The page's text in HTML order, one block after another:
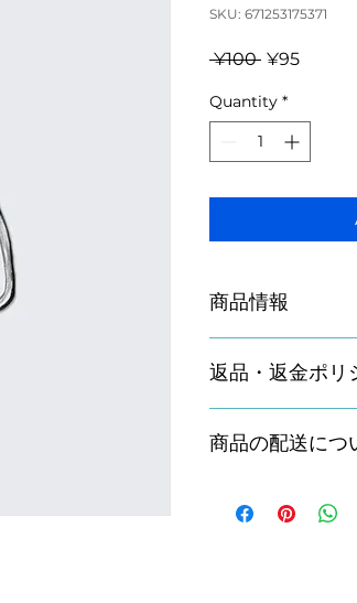
SKU: 671253175371
¥100 Regular
¥95Sale
Quantity *
商品情報
明に加え、商品の特
返品・返金ポリ
満足しなかった場合
だけます。
商品の配送につ
する情報を入力し